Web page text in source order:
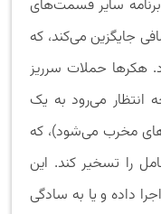
برنامه سایر قسمت‌های
جایگزین می‌کند، که
هکرها حملات سرریز
انتظار می‌رود به یک
مخرب می‌شود)، که
را تسخیر کند. این
داده و یا به سادگی